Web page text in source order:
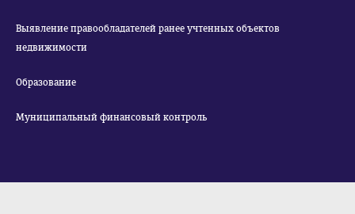
Выявление правообладателей ранее учтенных объектов
недвижимости
Образование
Муниципальный финансовый контроль